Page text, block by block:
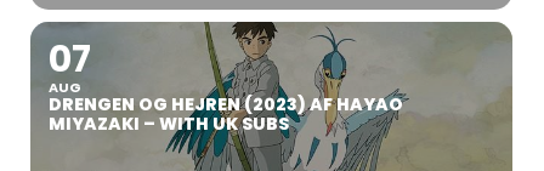
07
AUG
DRENGEN OG HEJREN (2023) AF HAYAO
MIYAZAKI – WITH UK SUBS